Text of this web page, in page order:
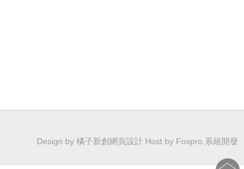
Design by 橘子新創網頁設計 Host by Foxpro 系統開發